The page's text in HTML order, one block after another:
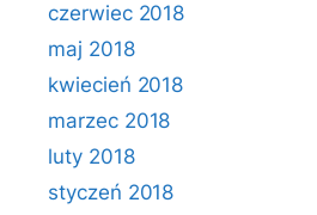
czerwiec 2018
maj 2018
kwiecień 2018
marzec 2018
luty 2018
styczeń 2018